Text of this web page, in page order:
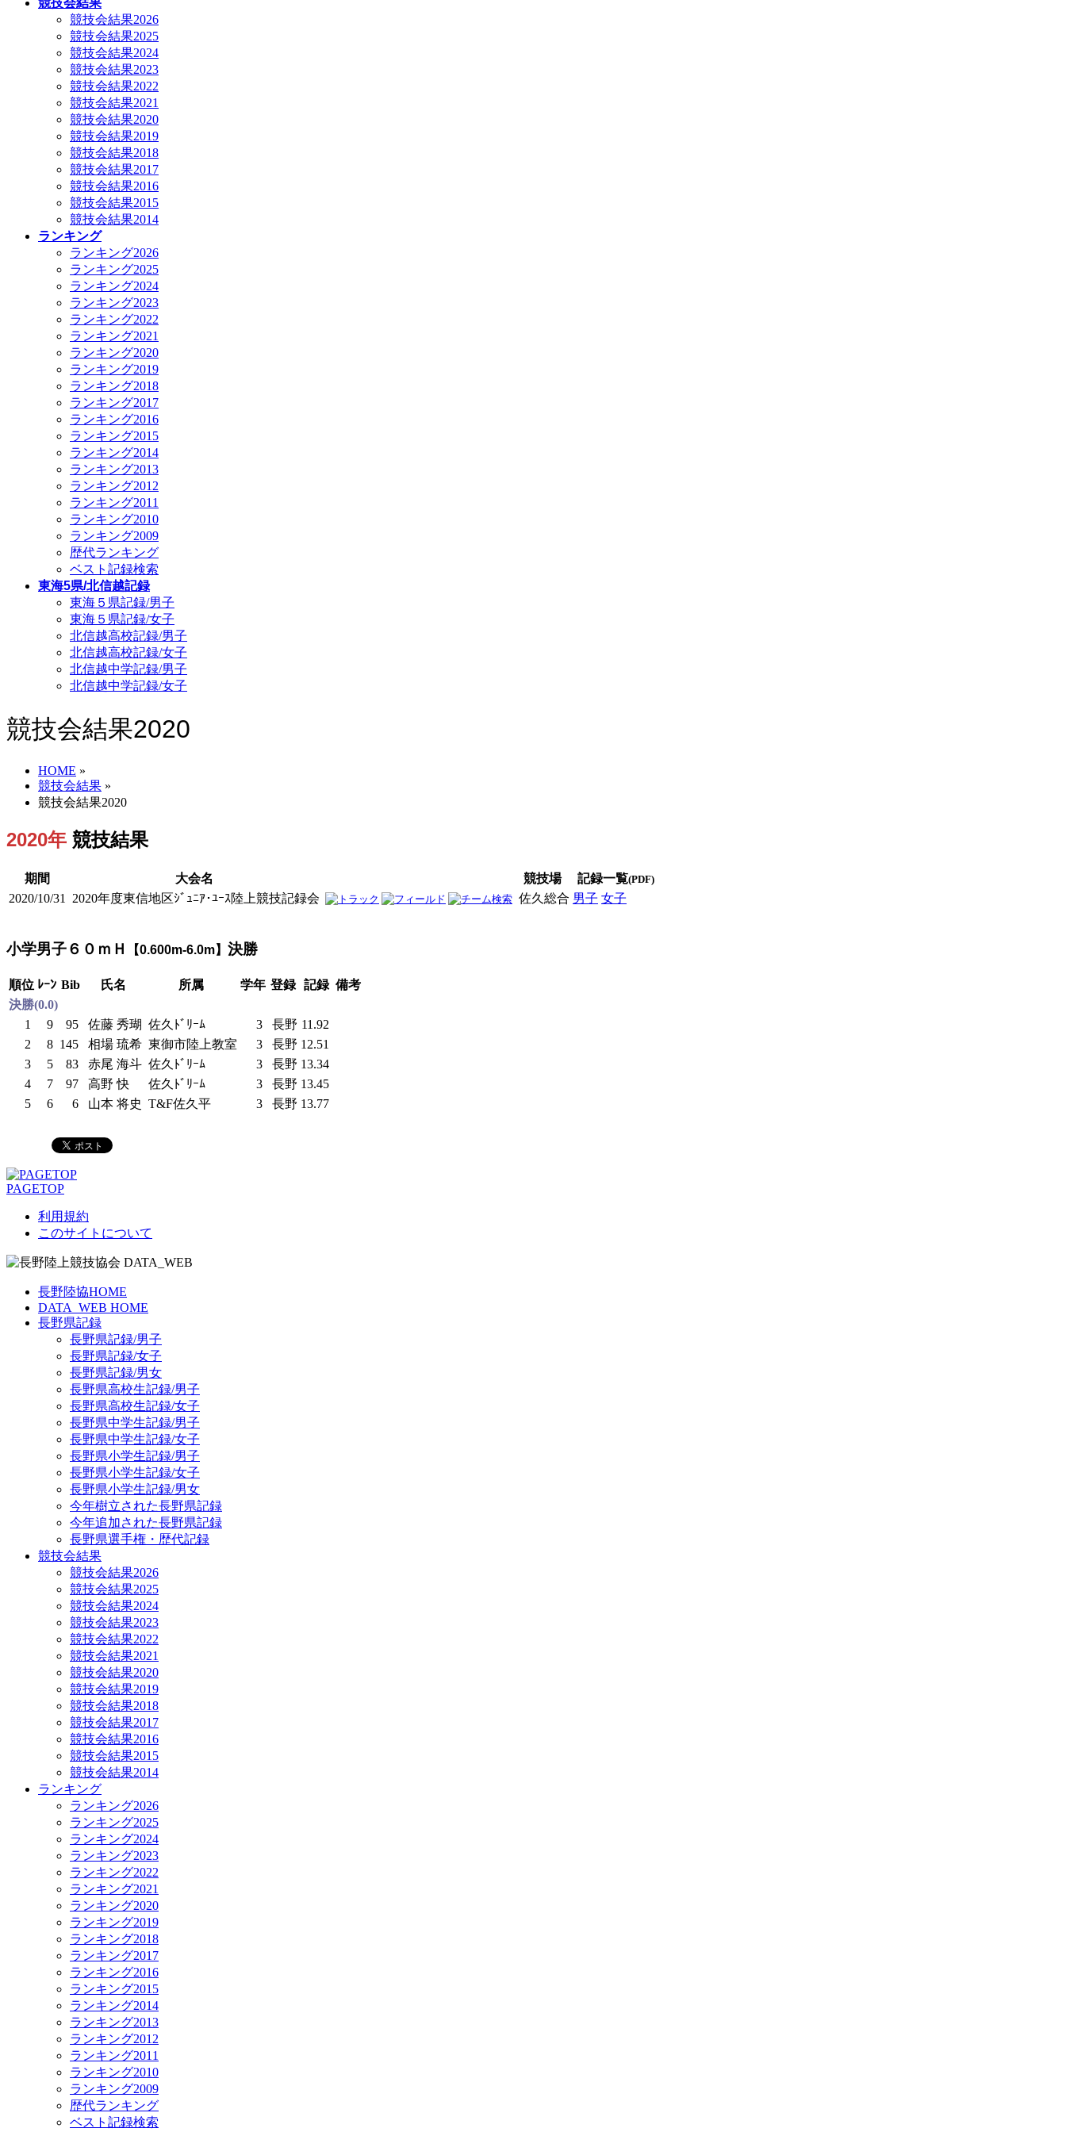
競技会結果
競技会結果2026
競技会結果2025
競技会結果2024
競技会結果2023
競技会結果2022
競技会結果2021
競技会結果2020
競技会結果2019
競技会結果2018
競技会結果2017
競技会結果2016
競技会結果2015
競技会結果2014
ランキング
ランキング2026
ランキング2025
ランキング2024
ランキング2023
ランキング2022
ランキング2021
ランキング2020
ランキング2019
ランキング2018
ランキング2017
ランキング2016
ランキング2015
ランキング2014
ランキング2013
ランキング2012
ランキング2011
ランキング2010
ランキング2009
歴代ランキング
ベスト記録検索
東海5県/北信越記録
東海５県記録/男子
東海５県記録/女子
北信越高校記録/男子
北信越高校記録/女子
北信越中学記録/男子
北信越中学記録/女子
競技会結果2020
HOME »
競技会結果 »
競技会結果2020
2020年 競技結果
期間 大会名 競技場 記録一覧(PDF)
2020/10/31 2020年度東信地区ｼﾞｭﾆｱ･ﾕｰｽ陸上競技記録会 佐久総合 男子 女子
小学男子６０ｍＨ 【0.600m-6.0m】 決勝
順位 ﾚｰﾝ Bib 氏名 所属 学年 登録 記録 備考
決勝(0.0)
1
9 95 佐藤 秀瑚 佐久ﾄﾞﾘｰﾑ 3 長野 11.92
2
8 145 相場 琉希 東御市陸上教室 3 長野 12.51
3
5 83 赤尾 海斗 佐久ﾄﾞﾘｰﾑ 3 長野 13.34
4
7 97 高野 快 佐久ﾄﾞﾘｰﾑ 3 長野 13.45
5
6 6 山本 将史 T&F佐久平 3 長野 13.77
PAGETOP
利用規約
このサイトについて
長野陸協HOME
DATA_WEB HOME
長野県記録
長野県記録/男子
長野県記録/女子
長野県記録/男女
長野県高校生記録/男子
長野県高校生記録/女子
長野県中学生記録/男子
長野県中学生記録/女子
長野県小学生記録/男子
長野県小学生記録/女子
長野県小学生記録/男女
今年樹立された長野県記録
今年追加された長野県記録
長野県選手権・歴代記録
競技会結果
競技会結果2026
競技会結果2025
競技会結果2024
競技会結果2023
競技会結果2022
競技会結果2021
競技会結果2020
競技会結果2019
競技会結果2018
競技会結果2017
競技会結果2016
競技会結果2015
競技会結果2014
ランキング
ランキング2026
ランキング2025
ランキング2024
ランキング2023
ランキング2022
ランキング2021
ランキング2020
ランキング2019
ランキング2018
ランキング2017
ランキング2016
ランキング2015
ランキング2014
ランキング2013
ランキング2012
ランキング2011
ランキング2010
ランキング2009
歴代ランキング
ベスト記録検索